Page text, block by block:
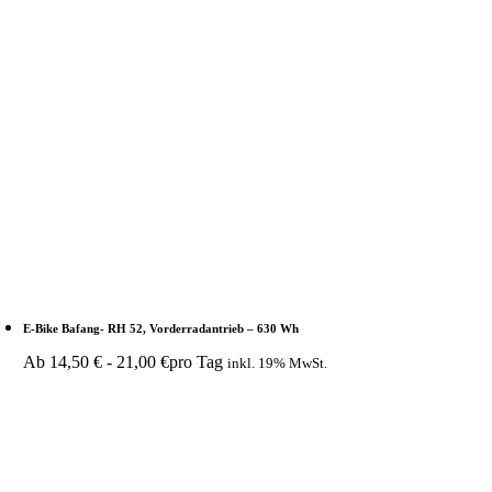
E-Bike Bafang- RH 52, Vorderradantrieb – 630 Wh
Ab 14,50€ - 21,00€pro Tag inkl. 19% MwSt.